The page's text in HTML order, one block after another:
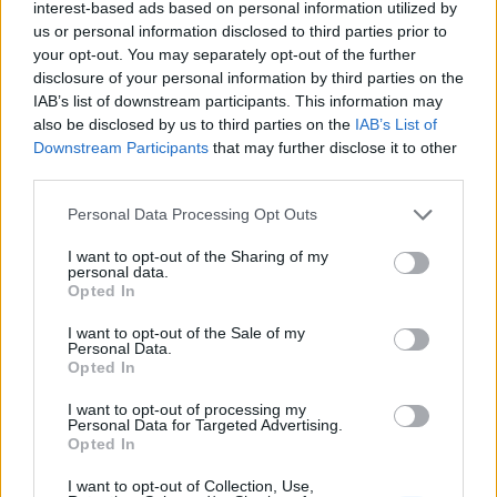
interest-based ads based on personal information utilized by
us or personal information disclosed to third parties prior to
your opt-out. You may separately opt-out of the further
disclosure of your personal information by third parties on the
IAB’s list of downstream participants. This information may
also be disclosed by us to third parties on the IAB’s List of
Downstream Participants that may further disclose it to other
Personal Data Processing Opt Outs
I want to opt-out of the Sharing of my
personal data.
Opted In
I want to opt-out of the Sale of my
Personal Data.
Opted In
I want to opt-out of processing my
Personal Data for Targeted Advertising.
Opted In
I want to opt-out of Collection, Use,
ΣΤΗΝ ΙΔΙΑ ΚΑΤΗΓΟΡΙΑ
Πτώση γυναίκας από τον 5ο
αναίσθητη